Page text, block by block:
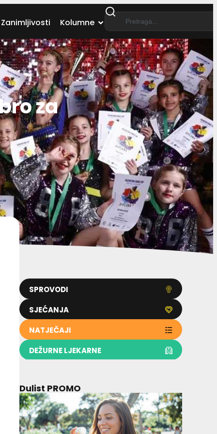
Zanimljivosti Kolumne
za
SPROVODI
SJEĆANJA
NATJEČAJI
DEŽURNE LJEKARNE
Dulist PROMO